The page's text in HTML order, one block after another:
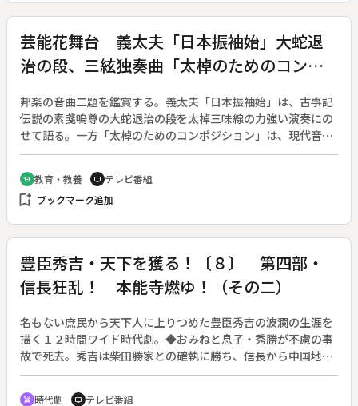
芸能花舞台 義太夫「日本振袖始」大蛇退
治の段、三絃独奏曲「太棹のためのコンポ
邦楽の音曲二題を鑑賞する。義太夫「日本振袖始」は、古事記
伝説の素戔嗚尊の大蛇退治の段を太棹三味線の力強い演奏にの
せて語る。一方「太棹のためのコンポジション」は、現代音楽
の感覚で新たに作曲された、三味線のための独奏曲である。ゲ
ストの上田紳爾氏は宝塚歌劇の劇作・演出家で、「ベルサイユ
のばら」などの作・演出で知られているが、上方の日本舞踊の
大流派、山村流の家元、山村若さんの実父でもある。歌舞伎と
本振袖始」大蛇退治の段、三絃独奏曲「太棹のためのコンポジ
ション 狐（こ）」
school 教育・教養 tv テレビ番組
bookmark_add ブックマーク追加
豊臣秀吉・天下を獲る！〔８〕 第四部・
信長狂乱！ 本能寺燃ゆ！（その二）
名もない庶民から天下人に上りつめた豊臣秀吉の波瀾の生涯を
描く１２時間ワイド時代劇。◆おみねと息子・秀勝が不慮の事
故で死去。秀吉は柴田勝家との確執に勝ち、信長から中国地方
平定の総大将に指名される。同じく中国攻めを命じられた明智
光秀は、信長への不信を募らせついに決起する。
swords 時代劇 tv テレビ番組